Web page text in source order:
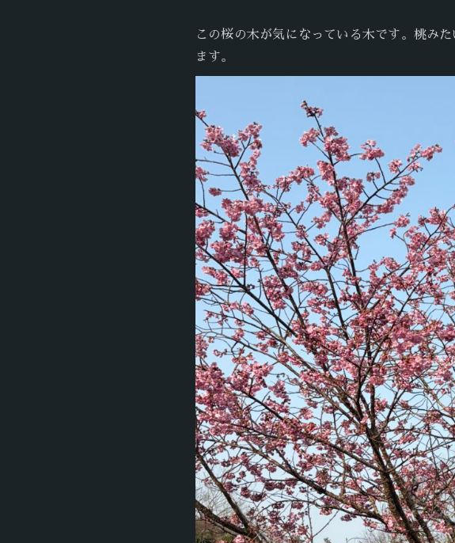
この桜の木が気になっている木です。桃み
ます。